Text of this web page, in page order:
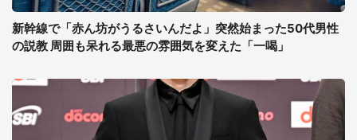
新幹線で「赤ん坊がうるさいんだよ」突然始まった50代男性
の説教 周囲も呆れる最悪の雰囲気を変えた「一喝」